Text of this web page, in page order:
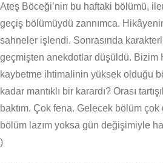
Ateş Böceği’nin bu haftaki bölümü,
geçiş bölümüydü zannımca.
sahneler işlendi. Sonrasında
geçmişten anekdotlar düşüldü. Bizim
kaybetme ihtimalinin yüksek olduğu
kadar mantıklı bir karardı? Orası
baktım. Çok fena. Gelecek bölüm
bölüm lazım yoksa gün değişimiyle
)